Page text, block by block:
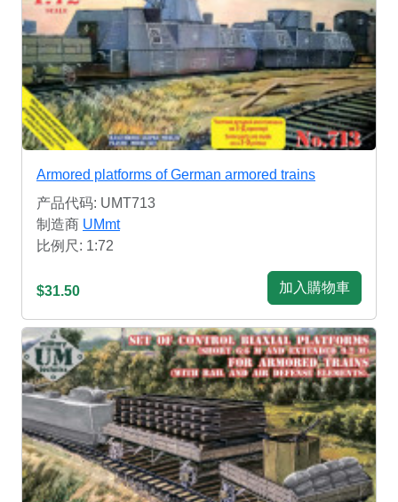
Armored platforms of German armored trains
产品代码: UMT713
制造商 UMmt
比例尺: 1:72
$31.50 加入購物車